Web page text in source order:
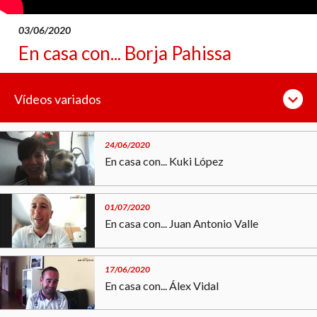
03/06/2020
En casa con... Borja Pahissa
Vídeos variados
24/06/2020
En casa con... Kuki López
01/07/2020
En casa con... Juan Antonio Valle
17/06/2020
En casa con... Álex Vidal